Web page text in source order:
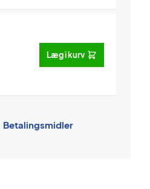
Læg i kurv
Betalingsmidler